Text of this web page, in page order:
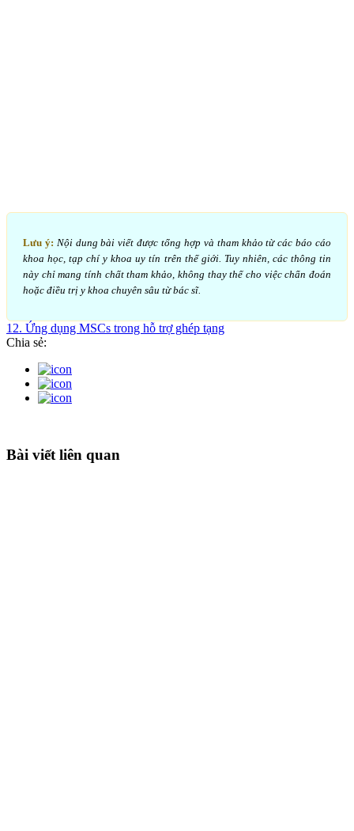
Lưu ý: Nội dung bài viết được tổng hợp và tham khảo từ các báo cáo
khoa học, tạp chí y khoa uy tín trên thế giới. Tuy nhiên, các thông tin
này chỉ mang tính chất tham khảo, không thay thế cho việc chẩn đoán
hoặc điều trị y khoa chuyên sâu từ bác sĩ.
12. Ứng dụng MSCs trong hỗ trợ ghép tạng
Chia sẻ:
Bài viết liên quan